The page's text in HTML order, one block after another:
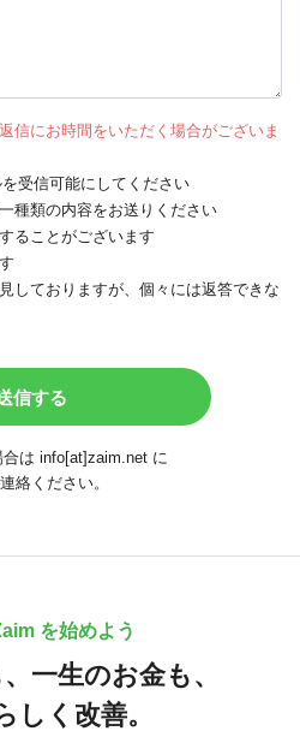
信にお時間をいただく場合がございま
受信可能にしてください
種類の内容をお送りください
ることがございます
しておりますが、個々には返答できな
は info[at]zaim.net に
絡ください。
を始めよう
一生のお金も、
しく改善。